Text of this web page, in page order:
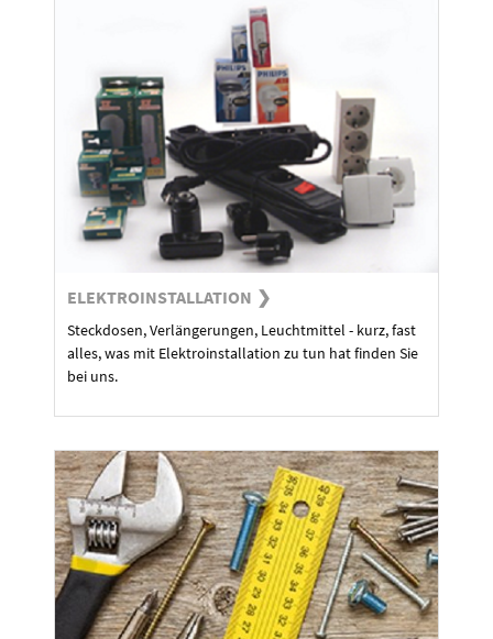
ELEKTROINSTALLATION
Steckdosen, Verlängerungen, Leuchtmittel - kurz, fast
alles, was mit Elektroinstallation zu tun hat finden Sie
bei uns.